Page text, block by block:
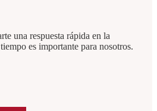
una respuesta rápida en la
es importante para nosotros.